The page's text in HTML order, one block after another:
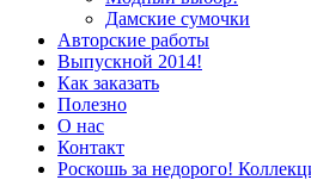
Дамские сумочки
Авторские работы
Выпускной 2014!
Как заказать
Полезно
О нас
Контакт
Роскошь за недорого!